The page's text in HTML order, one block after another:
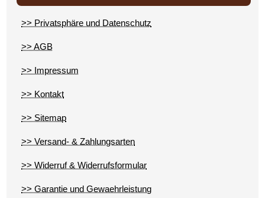
>> Privatsphäre und Datenschutz
>> AGB
>> Impressum
>> Kontakt
>> Sitemap
>> Versand- & Zahlungsarten
>> Widerruf & Widerrufsformular
>> Garantie und Gewaehrleistung